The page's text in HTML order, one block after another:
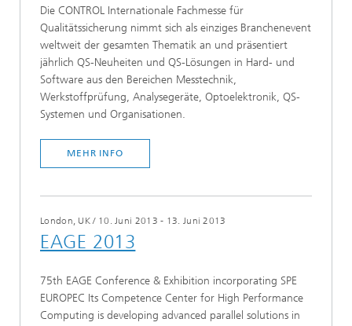
Die CONTROL Internationale Fachmesse für
Qualitätssicherung nimmt sich als einziges Branchenevent
weltweit der gesamten Thematik an und präsentiert
jährlich QS-Neuheiten und QS-Lösungen in Hard- und
Software aus den Bereichen Messtechnik,
Werkstoffprüfung, Analysegeräte, Optoelektronik, QS-
Systemen und Organisationen.
MEHR INFO
London, UK/ 10. Juni 2013 - 13. Juni 2013
EAGE 2013
75th EAGE Conference & Exhibition incorporating SPE
EUROPEC Its Competence Center for High Performance
Computing is developing advanced parallel solutions in